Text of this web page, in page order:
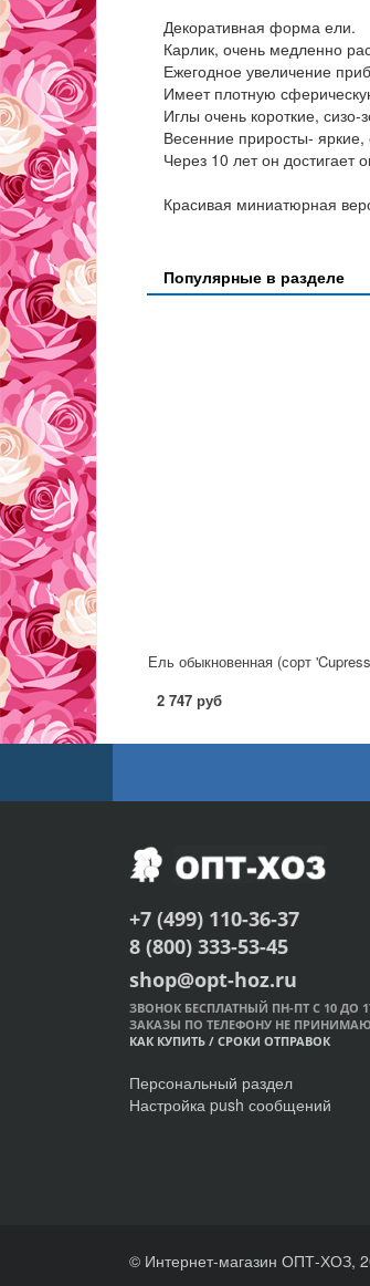
Декоративная форма ели.
Карлик, очень медленно
Ежегодное увеличение
Имеет плотную
Иглы очень короткие, сизо-
Весенние приросты- яркие,
Через 10 лет он достигает
Красивая миниатюрная
Популярные в разделе
Ель обыкновенная (сорт
2 747 руб
+7 (499) 110-36-37
8 (800) 333-53-45
shop@opt-hoz.ru
ЗВОНОК БЕСПЛАТНЫЙ ПН-ПТ С 10 ДО
ЗАКАЗЫ ПО ТЕЛЕФОНУ НЕ
КАК КУПИТЬ / СРОКИ ОТПРАВОК
Персональный раздел
Настройка push сообщений
© Интернет-магазин ОПТ-ХОЗ,